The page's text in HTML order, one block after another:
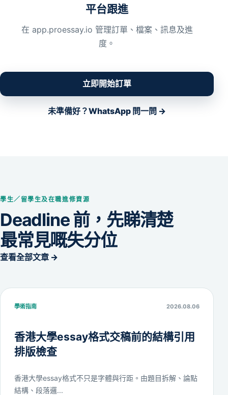
平台跟進
在 app.proessay.io 管理訂單、檔案、訊息及進
度。
立即開始訂單
未準備好？WhatsApp 問一問 →
學生／留學生及在職進修資源
Deadline 前，先睇清楚
最常見嘅失分位
查看全部文章 →
學術指南 2026.08.06
香港大學essay格式交稿前的結構引用
排版檢查
香港大學essay格式不只是字體與行距。由題目拆解、論點
結構、段落邏...